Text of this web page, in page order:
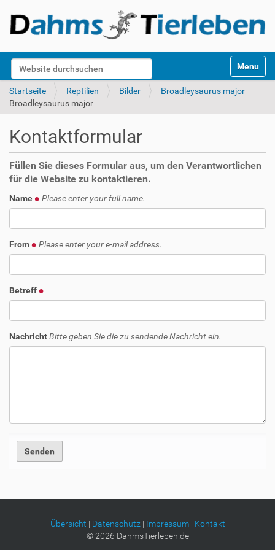
Website durchsuchen
k
Toggle
Startseite Reptilien Bilder
Broadleysaurus major
Broadleysaurus major
Kontaktformular
Füllen Sie dieses Formular aus, um den Verantwortlichen
für die Website zu kontaktieren.
Name Please enter your full name.
From Please enter your e-mail address.
Betreff
NachrichtBitte geben Sie die zu sendende Nachricht ein.
Übersicht | Datenschutz| Impressum| Kontakt
©2026 DahmsTierleben.de